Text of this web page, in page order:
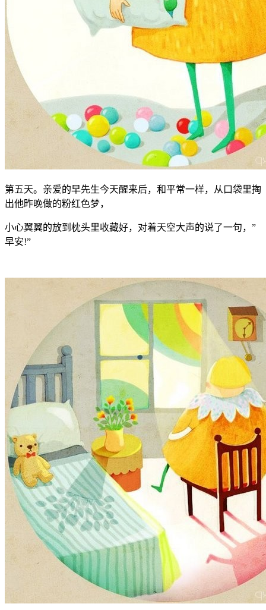
第五天。亲爱的早先生今天醒来后，和平常一样，从口袋里掏
出他昨晚做的粉红色梦，
小心翼翼的放到枕头里收藏好，对着天空大声的说了一句，”
早安!”